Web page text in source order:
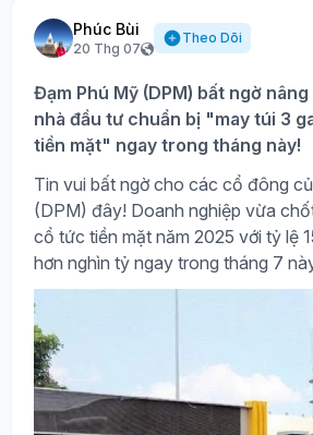
Phúc Bùi
20 Thg 07
Theo Dõi
Đạm Phú Mỹ (DPM) bất ngờ
nhà đầu tư chuẩn bị "may túi 3
tiền mặt" ngay trong tháng này!
Tin vui bất ngờ cho các cổ đông
(DPM) đây! Doanh nghiệp vừa
cổ tức tiền mặt năm 2025 với tỷ lệ
hơn nghìn tỷ ngay trong tháng 7